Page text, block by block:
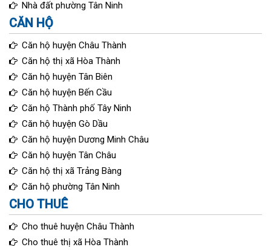
Nhà đất phường Tân Ninh
CĂN HỘ
Căn hộ huyện Châu Thành
Căn hộ thị xã Hòa Thành
Căn hộ huyện Tân Biên
Căn hộ huyện Bến Cầu
Căn hộ Thành phố Tây Ninh
Căn hộ huyện Gò Dầu
Căn hộ huyện Dương Minh Châu
Căn hộ huyện Tân Châu
Căn hộ thị xã Trảng Bàng
Căn hộ phường Tân Ninh
CHO THUÊ
Cho thuê huyện Châu Thành
Cho thuê thị xã Hòa Thành